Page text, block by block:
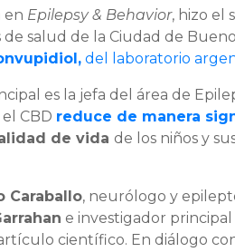
en Epilepsy & Behavior, hizo el
salud de la Ciudad de
del laboratorio
es la jefa del área de
CBD reduce de manera
de vida de los niños y
Caraballo, neurólogo y
e investigador principal
científico. En diálogo